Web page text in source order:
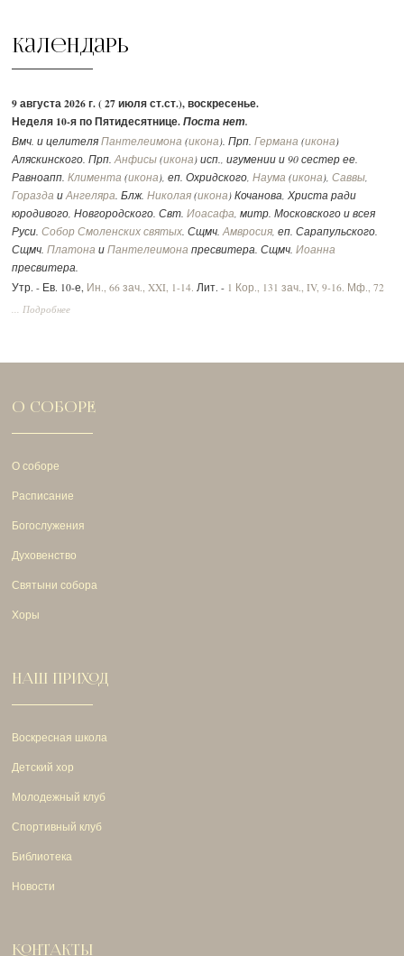
Календарь
9 августа 2026 г. ( 27 июля ст.ст.), воскресенье.
Неделя 10-я по Пятидесятнице.Поста нет.
Вмч. и целителяПантелеимона (икона). Прп.Германа (икона)
Аляскинского. Прп.Анфисы (икона) исп., игумении и 90 сестер ее.
Равноапп.Климента (икона), еп. Охридского,Наума (икона),Саввы,
Горазда иАнгеляра. Блж.Николая (икона) Кочанова, Христа ради
юродивого, Новгородского. Свт.Иоасафа, митр. Московского и всея
Руси.Собор Смоленских святых. Сщмч.Амвросия, еп. Сарапульского.
Сщмч.Платона иПантелеимона пресвитера. Сщмч.Иоанна
пресвитера.
Утр. - Ев. 10-е, Ин., 66 зач., XXI, 1-14. Лит. - 1 Кор., 131 зач., IV, 9-16. Мф., 72
зач., XVII, 14-23.
... Подробнее
О СОБОРЕ
О соборе
Расписание
Богослужения
Духовенство
Святыни собора
Хоры
НАШ ПРИХОД
Воскресная школа
Детский хор
Молодежный клуб
Спортивный клуб
Библиотека
Новости
КОНТАКТЫ